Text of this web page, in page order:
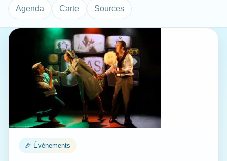
Agenda Carte Sources
🎉 Événements